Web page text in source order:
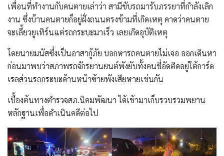
เพื่อนที่ทำงานกับคนตายเล่าว่า สามีขับรถมารับภรรยาที่กำลังเลิก
งาน ซึ่งบ้านคนตายก็อยู่ฝั่งถนนตรงข้ามที่เกิดเหตุ คาดว่าคนตาย
จะเลี้ยวยูเทิร์นแต่รถกระบะมาเร็ว เลยเกิดอุบัติเหตุ
โดยนายมนัสซึ่งเป็นอาสากู้ภัย บอกหารถคนตายไม่เจอ ออกเดินหา
ก่อนมาพบว่าสภาพรถจักรยานยนต์พังยับทั้งคนขี่อัดติดอยู่ใต้การ์ด
เรลส่วนรถกระบะด้านหน้าซ้ายพังเสียหายเช่นกัน
เบื้องต้นทางตำรวจสภ.นิคมพัฒนา ได้เข้ามาเก็บรวบรวมพยาน
หลักฐานเพื่อดำเนินคดีต่อไป